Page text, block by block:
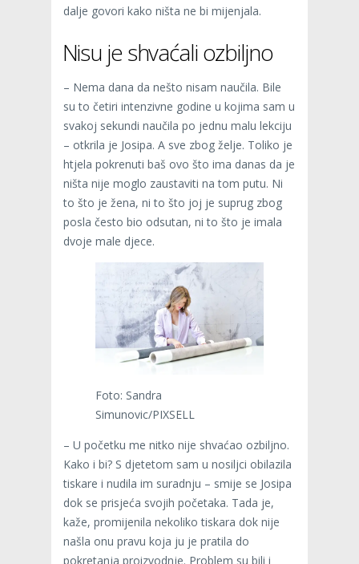
dalje govori kako ništa ne bi mijenjala.
Nisu je shvaćali ozbiljno
– Nema dana da nešto nisam naučila. Bile
su to četiri intenzivne godine u kojima sam u
svakoj sekundi naučila po jednu malu lekciju
– otkrila je Josipa. A sve zbog želje. Toliko je
htjela pokrenuti baš ovo što ima danas da je
ništa nije moglo zaustaviti na tom putu. Ni
to što je žena, ni to što joj je suprug zbog
posla često bio odsutan, ni to što je imala
dvoje male djece.
Foto: Sandra
Simunovic/PIXSELL
– U početku me nitko nije shvaćao ozbiljno.
Kako i bi? S djetetom sam u nosiljci obilazila
tiskare i nudila im suradnju – smije se Josipa
dok se prisjeća svojih početaka. Tada je,
kaže, promijenila nekoliko tiskara dok nije
našla onu pravu koja ju je pratila do
pokretanja proizvodnje. Problem su bili i